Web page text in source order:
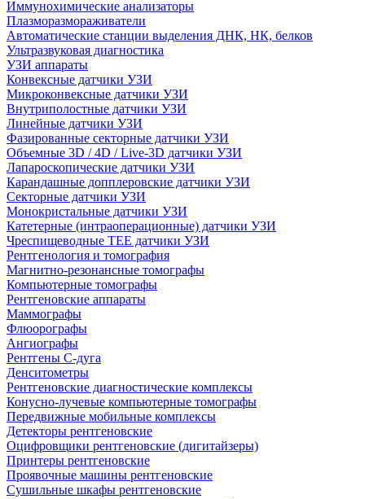
Иммунохимические анализаторы
Плазморазмораживатели
Автоматические станции выделения ДНК, НК, белков
Ультразвуковая диагностика
УЗИ аппараты
Конвексные датчики УЗИ
Микроконвексные датчики УЗИ
Внутриполостные датчики УЗИ
Линейные датчики УЗИ
Фазированные секторные датчики УЗИ
Объемные 3D / 4D / Live-3D датчики УЗИ
Лапароскопические датчики УЗИ
Карандашные допплеровские датчики УЗИ
Секторные датчики УЗИ
Монокристальные датчики УЗИ
Катетерные (интраоперационные) датчики УЗИ
Чреспищеводные TEE датчики УЗИ
Рентгенология и томография
Магнитно-резонансные томографы
Компьютерные томографы
Рентгеновские аппараты
Маммографы
Флюорографы
Ангиографы
Рентгены С-дуга
Денситометры
Рентгеновские диагностические комплексы
Конусно-лучевые компьютерные томографы
Передвижные мобильные комплексы
Детекторы рентгеновские
Оцифровщики рентгеновские (дигитайзеры)
Принтеры рентгеновские
Проявочные машины рентгеновские
Сушильные шкафы рентгеновские